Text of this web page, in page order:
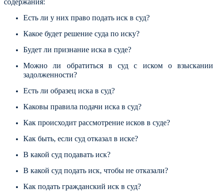
Есть ли у них право подать иск в суд?
Какое будет решение суда по иску?
Будет ли признание иска в суде?
Можно ли обратиться в суд с иском о взыскании
задолженности?
Есть ли образец иска в суд?
Каковы правила подачи иска в суд?
Как происходит рассмотрение исков в суде?
Как быть, если суд отказал в иске?
В какой суд подавать иск?
В какой суд подать иск, чтобы не отказали?
Как подать гражданский иск в суд?